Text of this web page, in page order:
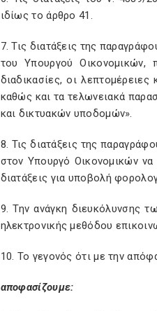
ιδίως το άρθρο 41.
7. Τις διατάξεις της
του Υπουργού Οικονομικών,
διαδικασίες, οι
καθώς και τα τελωνειακά
και δικτυακών υποδομών».
8. Τις διατάξεις της
στον Υπουργό Οικονομικών να
διατάξεις για υποβολή
9. Την ανάγκη διευκόλυνσης
ηλεκτρονικής μεθόδου
10. Το γεγονός ότι με την
αποφασίζουμε: